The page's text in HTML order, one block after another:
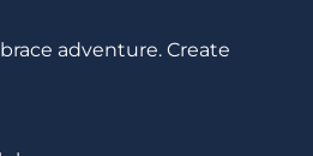
adventure. Create